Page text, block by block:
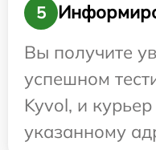
5
Вы получите
успешном
Kyvol, и
указанному